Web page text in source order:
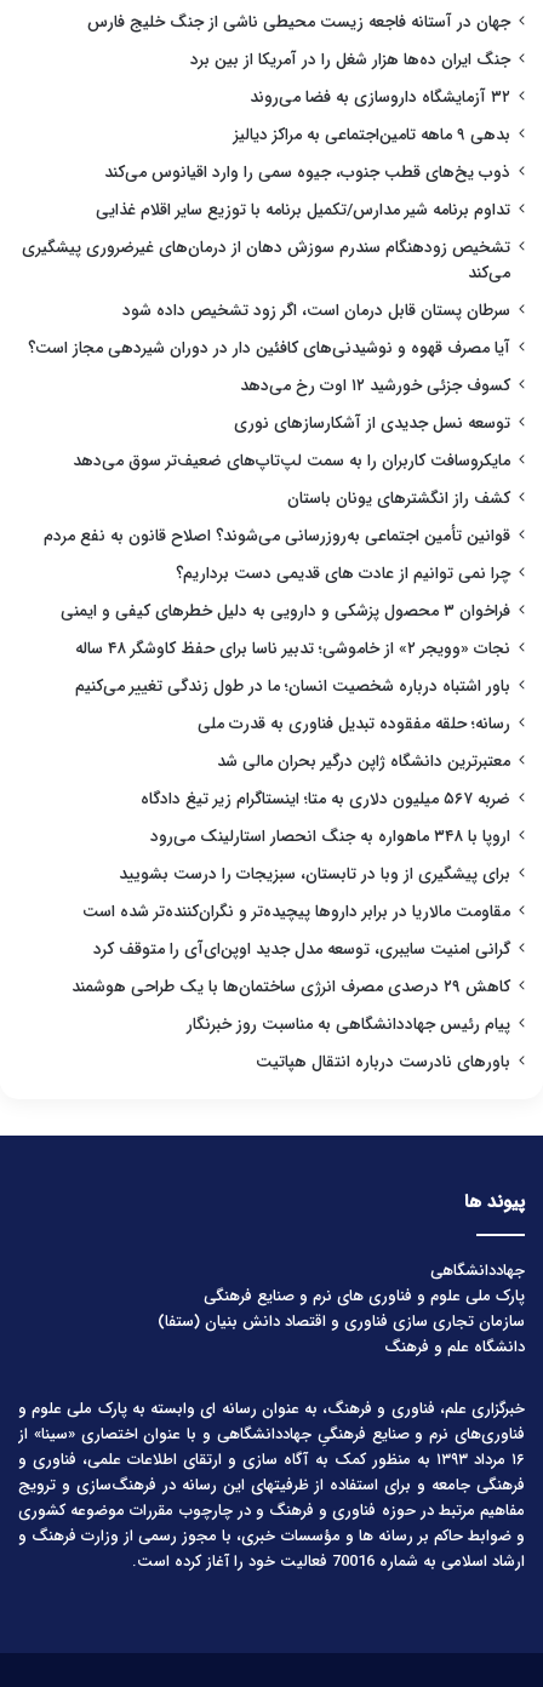
جهان در آستانه فاجعه زیست محیطی ناشی از جنگ خلیج فارس
جنگ ایران ده‌ها هزار شغل را در آمریکا از بین برد
۳۲ آزمایشگاه داروسازی به فضا می‌روند
بدهی ۹ ماهه تامین‌اجتماعی به مراکز دیالیز
ذوب یخ‌های قطب جنوب، جیوه سمی را وارد اقیانوس می‌کند
تداوم برنامه شیر مدارس/تکمیل برنامه با توزیع سایر اقلام غذایی
تشخیص زودهنگام سندرم سوزش دهان از درمان‌های غیرضروری پیشگیری
می‌کند
سرطان پستان قابل درمان است، اگر زود تشخیص داده شود
آیا مصرف قهوه و نوشیدنی‌های کافئین دار در دوران شیردهی مجاز است؟
کسوف جزئی خورشید ۱۲ اوت رخ می‌دهد
توسعه نسل جدیدی از آشکارسازهای نوری
مایکروسافت کاربران را به سمت لپ‌تاپ‌های ضعیف‌تر سوق می‌دهد
کشف راز انگشترهای یونان باستان
قوانین تأمین اجتماعی به‌روزرسانی می‌شوند؟ اصلاح قانون به نفع مردم
چرا نمی توانیم از عادت های قدیمی دست برداریم؟
فراخوان ۳ محصول پزشکی و دارویی به دلیل خطرهای کیفی و ایمنی
نجات «وویجر ۲» از خاموشی؛ تدبیر ناسا برای حفظ کاوشگر ۴۸ ساله
باور اشتباه درباره شخصیت انسان؛ ما در طول زندگی تغییر می‌کنیم
رسانه؛ حلقه مفقوده تبدیل فناوری به قدرت ملی
معتبرترین دانشگاه ژاپن درگیر بحران مالی شد
ضربه ۵۶۷ میلیون دلاری به متا؛ اینستاگرام زیر تیغ دادگاه
اروپا با ۳۴۸ ماهواره به جنگ انحصار استارلینک می‌رود
برای پیشگیری از وبا در تابستان، سبزیجات را درست بشویید
مقاومت مالاریا در برابر داروها پیچیده‌تر و نگران‌کننده‌تر شده است
گرانی امنیت سایبری، توسعه مدل جدید اوپن‌ای‌آی را متوقف کرد
کاهش ۲۹ درصدی مصرف انرژی ساختمان‌ها با یک طراحی هوشمند
پیام رئیس جهاددانشگاهی به مناسبت روز خبرنگار
باورهای نادرست درباره انتقال هپاتیت
پیوند ها
جهاددانشگاهی
پارک ملی علوم و فناوری های نرم و صنایع فرهنگی
سازمان تجاری سازی فناوری و اقتصاد دانش بنیان (ستفا)
دانشگاه علم و فرهنگ
خبرگزاری علم، فناوری و فرهنگ، به عنوان رسانه ای وابسته به پارک ملی علوم و
فناوری‌های نرم و صنایع فرهنگیِ جهاددانشگاهی و با عنوان اختصاری «سینا» از
۱۶ مرداد ۱۳۹۳ به منظور کمک به آگاه سازی و ارتقای اطلاعات علمی، فناوری و
فرهنگی جامعه و برای استفاده از ظرفیتهای این رسانه در فرهنگ‌سازی و ترویج
مفاهیم مرتبط در حوزه فناوری و فرهنگ و در چارچوب مقررات موضوعه کشوری
و ضوابط حاکم بر رسانه ها و مؤسسات خبری، با مجوز رسمی از وزارت فرهنگ و
ارشاد اسلامی به شماره 70016 فعالیت خود را آغاز کرده است.